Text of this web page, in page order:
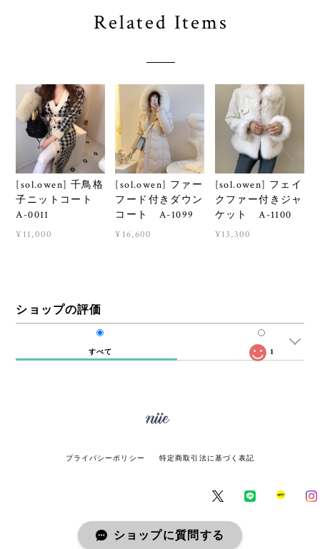
Related Items
[sol.owen] 千鳥格
子ニットコート
A-0011
¥11,000
[sol.owen] ファー
フード付きダウン
コート A-1099
¥16,600
[sol.owen] フェイ
クファー付きジャ
ケット A-1100
¥13,300
ショップの評価
すべて 1
プライバシーポリシー 特定商取引法に基づく表記
© miie online store All rights reserved.
ショップに質問する